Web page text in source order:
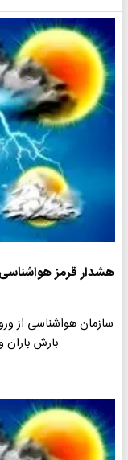
هشدار قرمز هواشناسی
سازمان هواشناسی از
بارش باران